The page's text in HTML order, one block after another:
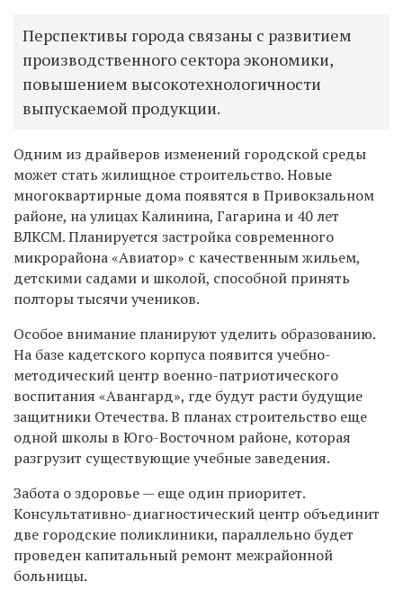
Перспективы города связаны с развитием
производственного сектора экономики,
повышением высокотехнологичности
выпускаемой продукции.
Одним из драйверов изменений городской среды
может стать жилищное строительство. Новые
многоквартирные дома появятся в Привокзальном
районе, на улицах Калинина, Гагарина и 40 лет
ВЛКСМ.Планируется застройка современного
микрорайона«Авиатор» с качественным жильем,
детскими садами и школой, способной принять
полторы тысячи учеников.
Особое внимание планируют уделить образованию.
На базе кадетского корпуса появится учебно-
методический центр военно-патриотического
воспитания «Авангард», где будут расти будущие
защитники Отечества.В планах строительство еще
одной школы в Юго-Восточном районе, которая
разгрузит существующие учебные заведения.
Забота о здоровье — еще один приоритет.
Консультативно-диагностический центр объединит
две городские поликлиники, параллельно будет
проведен капитальный ремонт межрайонной
больницы.